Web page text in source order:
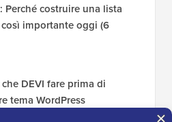
Perché costruire una lista
importante oggi (6
che DEVI fare prima di
tema WordPress